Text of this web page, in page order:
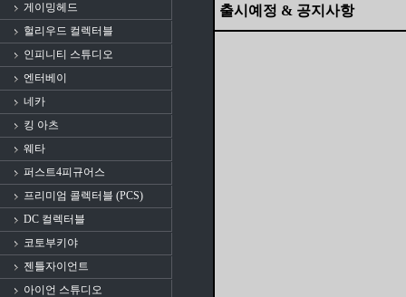
게이밍헤드
헐리우드 컬렉터블
인피니티 스튜디오
엔터베이
네카
킹 아츠
웨타
퍼스트4피규어스
프리미엄 콜렉터블 (PCS)
DC 컬렉터블
코토부키야
젠틀자이언트
아이언 스튜디오
출시예정 & 공지사항